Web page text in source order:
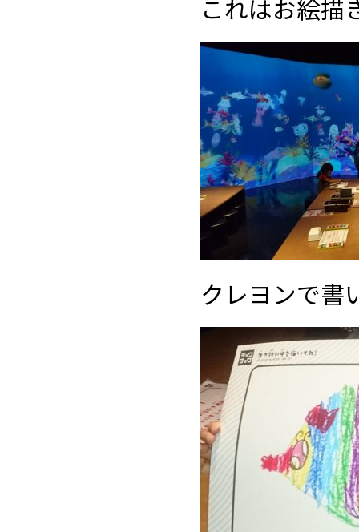
これはお絵描
クレヨンで書